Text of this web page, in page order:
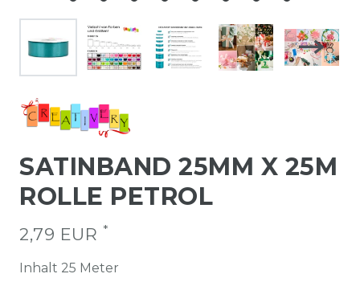
SATINBAND 25MM X 25M
ROLLE PETROL
2,79 EUR *
Inhalt 25 Meter